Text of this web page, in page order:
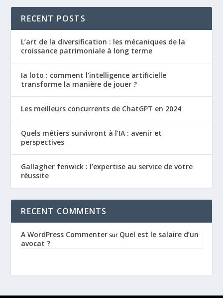
RECENT POSTS
L’art de la diversification : les mécaniques de la
croissance patrimoniale à long terme
Ia loto : comment l’intelligence artificielle
transforme la manière de jouer ?
Les meilleurs concurrents de ChatGPT en 2024
Quels métiers survivront à l’IA : avenir et
perspectives
Gallagher fenwick : l’expertise au service de votre
réussite
RECENT COMMENTS
A WordPress Commenter sur Quel est le salaire d’un
avocat ?